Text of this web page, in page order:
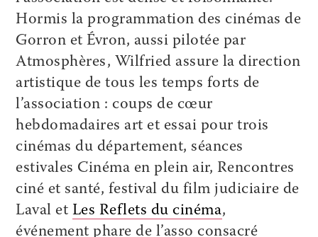
Hormis la programmation des cinémas de
Gorron et Évron, aussi pilotée par
Atmosphères, Wilfried assure la direction
artistique de tous les temps forts de
l’association : coups de cœur
hebdomadaires art et essai pour trois
cinémas du département, séances
estivales Cinéma en plein air, Rencontres
ciné et santé, festival du film judiciaire de
Laval et Les Reflets du cinéma,
événement phare de l’asso consacré